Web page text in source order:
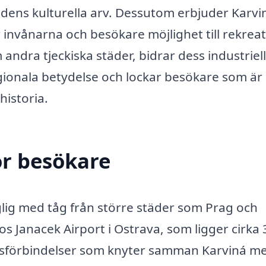
kulturella arv. Dessutom erbjuder
och besökare möjlighet till
tjeckiska städer, bidrar dess
betydelse och lockar besökare som är
besökare
med tåg från större städer som Prag och
Janacek Airport i Ostrava, som ligger cirka
som knyter samman Karviná